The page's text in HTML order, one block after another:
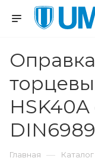
Главная — Каталог